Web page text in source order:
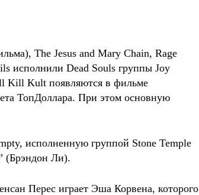
The Jesus and Mary Chain, Rage
исполнили Dead Souls группы Joy
Kill Kult появляются в фильме
ТопДоллара. При этом основную
исполненную группой Stone Temple
(Брэндон Ли).
Перес играет Эша Корвена, которого